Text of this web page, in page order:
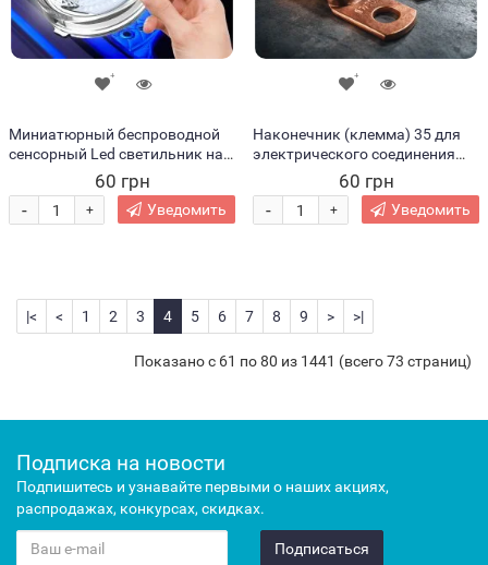
Миниатюрный беспроводной
сенсорный Led светильник на
магните для салона
автомобиля 827-1 (205)
60 грн
+
- Уведомить
Наконечник (клемма) 35 для
электрического соединения
проводов P-811 (JS)
60 грн
+
- Уведомить
|< < 1 2 3 4 5 6 7 8 9 > >|
Показано с 61 по 80 из 1441 (всего 73 страниц)
Подписка на новости
Подпишитесь и узнавайте первыми о наших акциях,
распродажах, конкурсах, скидках.
Подписаться